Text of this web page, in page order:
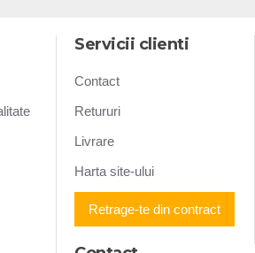
Servicii clienti
Contact
Retururi
Livrare
Harta site-ului
Retrage-te din contract